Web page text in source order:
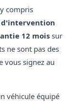
compris
12 mois sur
ne sont pas des
signez au
véhicule équipé